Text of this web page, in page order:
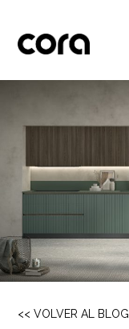
<< VOLVER AL BLOG